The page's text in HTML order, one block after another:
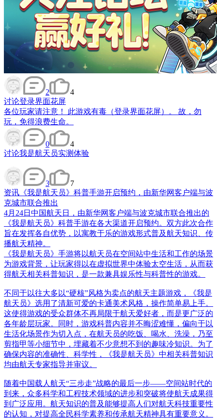
2
4
讨论登录界面花屏
各位玩家请注意！ 此游戏有毒（登录界面花屏）。 故，勿
玩，免得浪费生命。
0
4
讨论我是航天员实测体验
3
7
资讯 《我是航天员》科普手游开启预约，由新华网客户端与波
克城市联合推出
4月24日中国航天日，由新华网客户端与波克城市联合推出的
《我是航天员》科普手游在各大渠道开启预约。双方此次合作
旨在发挥各自优势，以寓教于乐的游戏形式普及航天知识、传
播航天精神。
《我是航天员》手游将以航天员在空间站中生活和工作的场景
为游戏背景，让玩家得以在虚拟世界中体验太空生活，从而获
得航天相关科普知识，是一款兼具娱乐性与科普性的游戏。
不同于以往大多以“硬核”风格为卖点的航天主题游戏，《我是
航天员》选用了清新可爱的卡通美术风格，操作简单易上手。
这使得游戏的受众群体不再局限于航天爱好者，而是更广泛的
各年龄层玩家。同时，游戏科普内容并不晦涩难懂，偏向于以
生活化场景作为切入点，在航天员的吃饭、喝水、洗澡，乃至
剪指甲等小细节中，埋藏着不少意想不到的趣味冷知识。为了
确保内容的准确性、科学性，《我是航天员》中相关科普知识
均由航天专家指导并审议。
随着中国载人航天“三步走”战略的最后一步——空间站时代的
到来，众多科学和工程技术领域的进步和突破将使航天成果得
到广泛应用。航天知识的普及能够提高人们对航天科技重要性
的认知，对提高全民科学素养和传承航天精神具有重要意义。